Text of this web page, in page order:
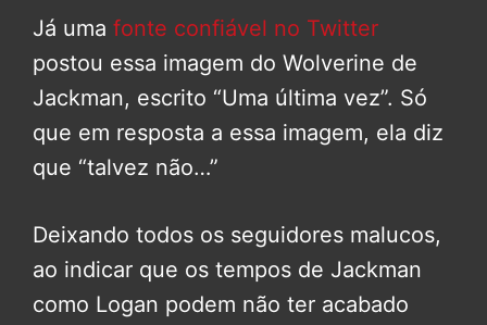
Já uma fonte confiável no Twitter
postou essa imagem do Wolverine de
Jackman, escrito “Uma última vez”. Só
que em resposta a essa imagem, ela diz
que “talvez não…”
Deixando todos os seguidores malucos,
ao indicar que os tempos de Jackman
como Logan podem não ter acabado